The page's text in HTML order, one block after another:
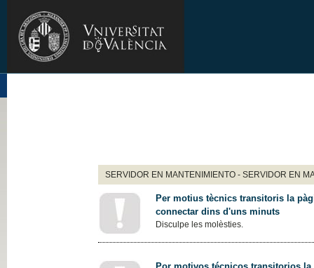
SERVIDOR EN MANTENIMIENTO - SERVIDOR EN
Per motius tècnics transitoris la
connectar dins d'uns minuts
Disculpe les molèsties.